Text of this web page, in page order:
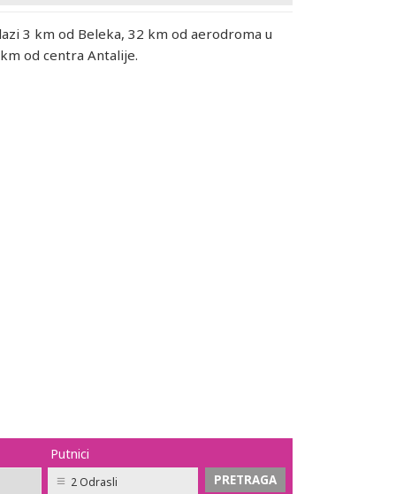
3 km od Beleka, 32 km od aerodroma u
od centra Antalije.
Putnici
2 Odrasli